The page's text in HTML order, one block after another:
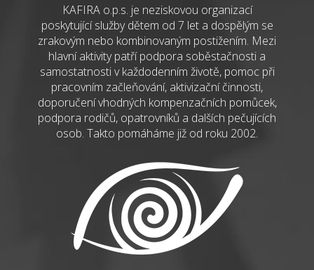
KAFIRA o.p.s. je neziskovou organizací
poskytující služby dětem od 7 let a dospělým se
zrakovým nebo kombinovaným postižením. Mezi
hlavní aktivity patří podpora soběstačnosti a
samostatnosti v každodenním životě, pomoc při
pracovním začleňování, aktivizační činnosti,
doporučení vhodných kompenzačních pomůcek,
podpora rodičů, opatrovníků a dalších pečujících
osob. Takto pomáháme již od roku 2002.